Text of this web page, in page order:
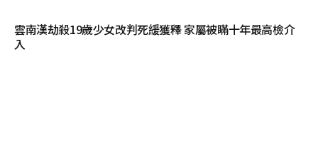
雲南漢劫殺19歲少女改判死緩獲釋 家屬被瞞十年最高檢介
入